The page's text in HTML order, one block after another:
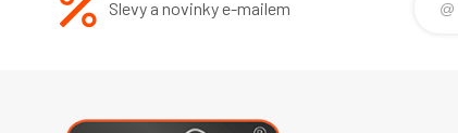
Slevy a novinky e-mailem